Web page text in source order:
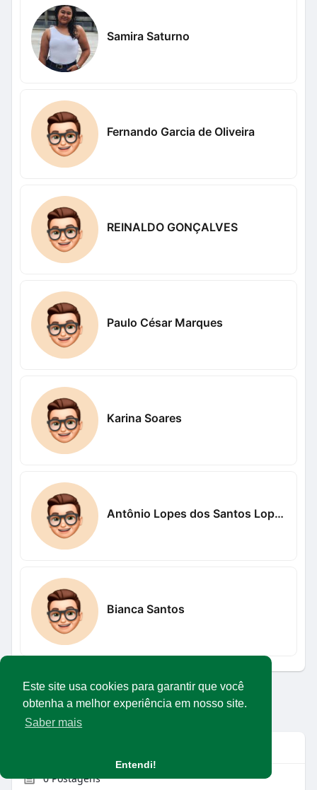
Este site usa cookies para garantir que você
obtenha a melhor experiência em nosso site.
Saber mais
Entendi!
Samira Saturno
Fernando Garcia de Oliveira
REINALDO GONÇALVES
Paulo César Marques
Karina Soares
Antônio Lopes dos Santos Lopes
Bianca Santos
Carregar mais usuários
0Postagens